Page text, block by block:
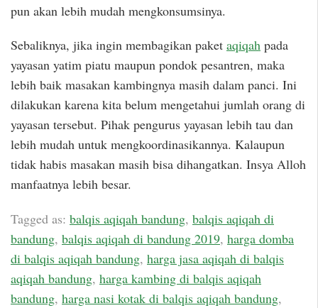
pun akan lebih mudah mengkonsumsinya.
Sebaliknya, jika ingin membagikan paket aqiqah pada
yayasan yatim piatu maupun pondok pesantren, maka
lebih baik masakan kambingnya masih dalam panci. Ini
dilakukan karena kita belum mengetahui jumlah orang di
yayasan tersebut. Pihak pengurus yayasan lebih tau dan
lebih mudah untuk mengkoordinasikannya. Kalaupun
tidak habis masakan masih bisa dihangatkan. Insya Alloh
manfaatnya lebih besar.
Tagged as: balqis aqiqah bandung, balqis aqiqah di
bandung, balqis aqiqah di bandung 2019, harga domba
di balqis aqiqah bandung, harga jasa aqiqah di balqis
aqiqah bandung, harga kambing di balqis aqiqah
bandung, harga nasi kotak di balqis aqiqah bandung,